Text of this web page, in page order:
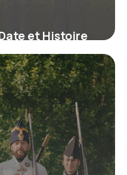
et Histoire